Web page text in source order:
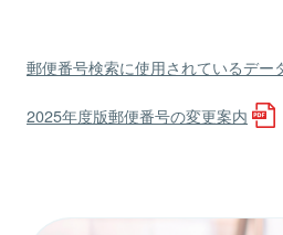
郵便番号検索に使用されているデー
2025年度版郵便番号の変更案内